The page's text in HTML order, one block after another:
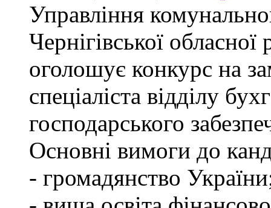
Управління
Чернігівської обласної
оголошує конкурс на
спеціаліста відділу
господарського
Основні вимоги до
- громадянство